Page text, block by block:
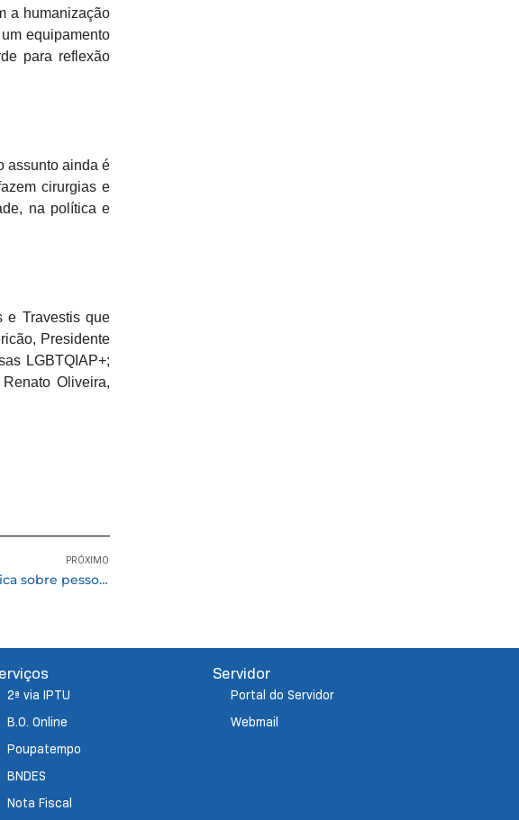
a humanização
equipamento
para reflexão
assunto ainda é
cirurgias e
na política e
e Travestis que
Presidente
LGBTQIAP+;
Oliveira,
PRÓXIMO
Cotia realiza a primeira consulta pública sobre pessoas com deficiência e mobilidade reduzida
2ª via IPTU
B.O. Online
Poupatempo
BNDES
Nota Fiscal
Servidor
Portal do Servidor
Webmail